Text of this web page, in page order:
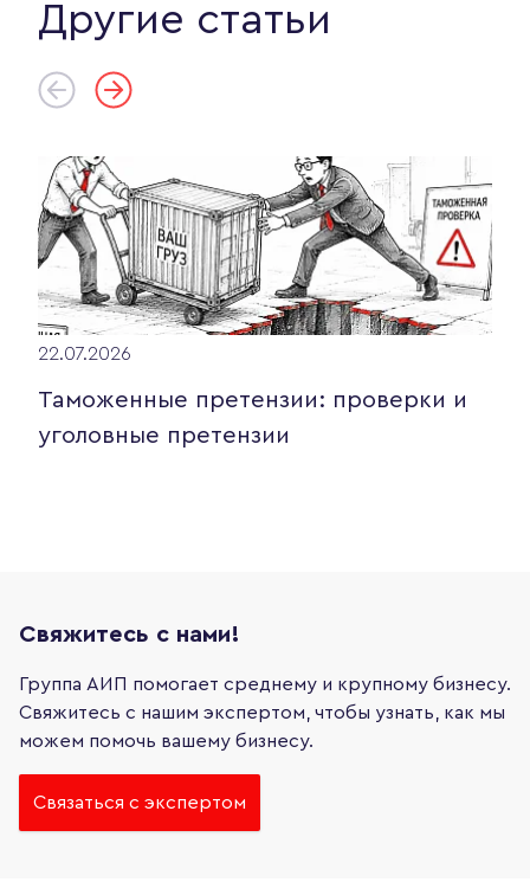
Другие статьи
22.07.2026
Таможенные претензии: проверки и
уголовные претензии
Свяжитесь с нами!
Группа АИП помогает среднему и крупному бизнесу.
Свяжитесь с нашим экспертом, чтобы узнать, как мы
можем помочь вашему бизнесу.
Связаться с экспертом